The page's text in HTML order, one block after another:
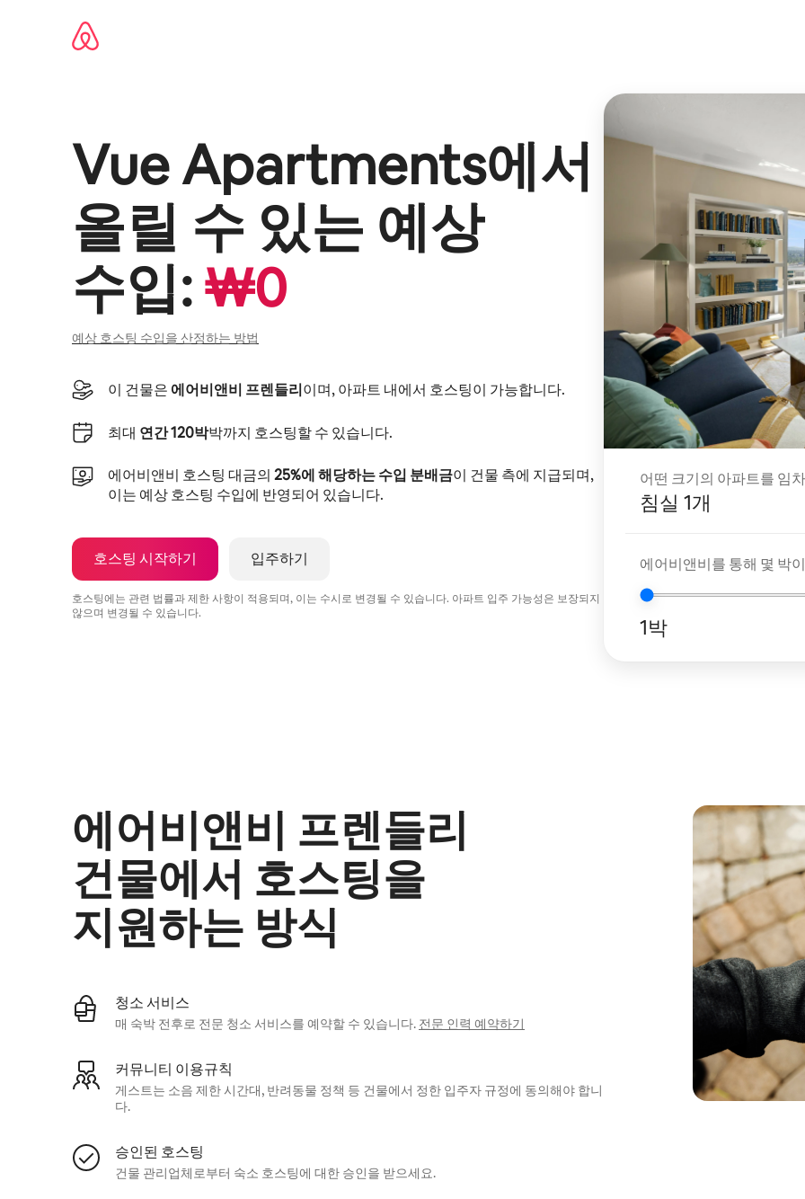
Vue Apartments에서
올릴 수 있는 예상
수입:₩0
예상 호스팅 수입을 산정하는 방법
이 건물은 에어비앤비 프렌들리이며, 아파트 내에서 호스팅이 가능합니다.
최대 연간 120박박까지 호스팅할 수 있습니다.
에어비앤비 호스팅 대금의 25%에 해당하는 수입 분배금이 건물 측에 지급되며,
이는 예상 호스팅 수입에 반영되어 있습니다.
호스팅 시작하기 입주하기
호스팅에는 관련 법률과 제한 사항이 적용되며, 이는 수시로 변경될 수 있습니다. 아파트 입주 가능성은 보장되지
않으며 변경될 수 있습니다.
어떤 크기의 아파트를 임
침실 1개
에어비앤비를 통해 몇 박
1박
에어비앤비 프렌들리
건물에서 호스팅을
지원하는 방식
청소 서비스
매 숙박 전후로 전문 청소 서비스를 예약할 수 있습니다. 전문 인력 예약하기
커뮤니티 이용규칙
게스트는 소음 제한 시간대, 반려동물 정책 등 건물에서 정한 입주자 규정에 동의해야 합니
다.
승인된 호스팅
건물 관리업체로부터 숙소 호스팅에 대한 승인을 받으세요.